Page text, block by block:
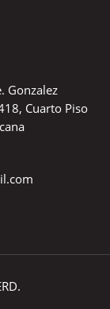
Gonzalez
Cuarto Piso